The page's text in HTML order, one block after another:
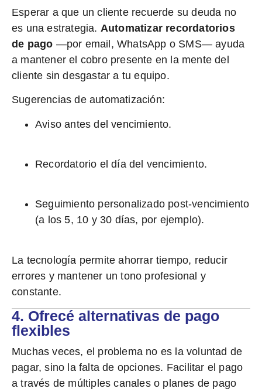
Esperar a que un cliente recuerde su deuda no
es una estrategia. Automatizar recordatorios
de pago —por email, WhatsApp o SMS— ayuda
a mantener el cobro presente en la mente del
cliente sin desgastar a tu equipo.
Sugerencias de automatización:
Aviso antes del vencimiento.
Recordatorio el día del vencimiento.
Seguimiento personalizado post-vencimiento
(a los 5, 10 y 30 días, por ejemplo).
La tecnología permite ahorrar tiempo, reducir
errores y mantener un tono profesional y
constante.
4. Ofrecé alternativas de pago
flexibles
Muchas veces, el problema no es la voluntad de
pagar, sino la falta de opciones. Facilitar el pago
a través de múltiples canales o planes de pago